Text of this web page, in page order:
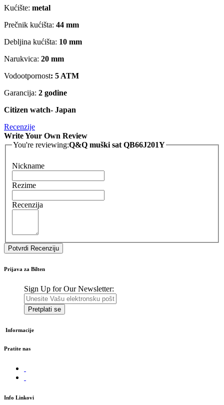
Kućište: metal
Prečnik kućišta: 44 mm
Debljina kućišta: 10 mm
Narukvica: 20 mm
Vodootpornost: 5 ATM
Garancija: 2 godine
Citizen watch- Japan
Recenzije
Write Your Own Review
You're reviewing:Q&Q muški sat QB66J201Y
Nickname
Rezime
Recenzija
Potvrdi Recenziju
Prijava za Bilten
Sign Up for Our Newsletter:
Pretplati se
Informacije
Pratite nas
Info Linkovi